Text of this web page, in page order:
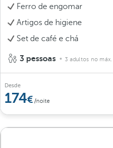
Ferro de engomar
Artigos de higiene
Set de café e chá
3 pessoas 3 adultos no máx.
Desde
174 /noite